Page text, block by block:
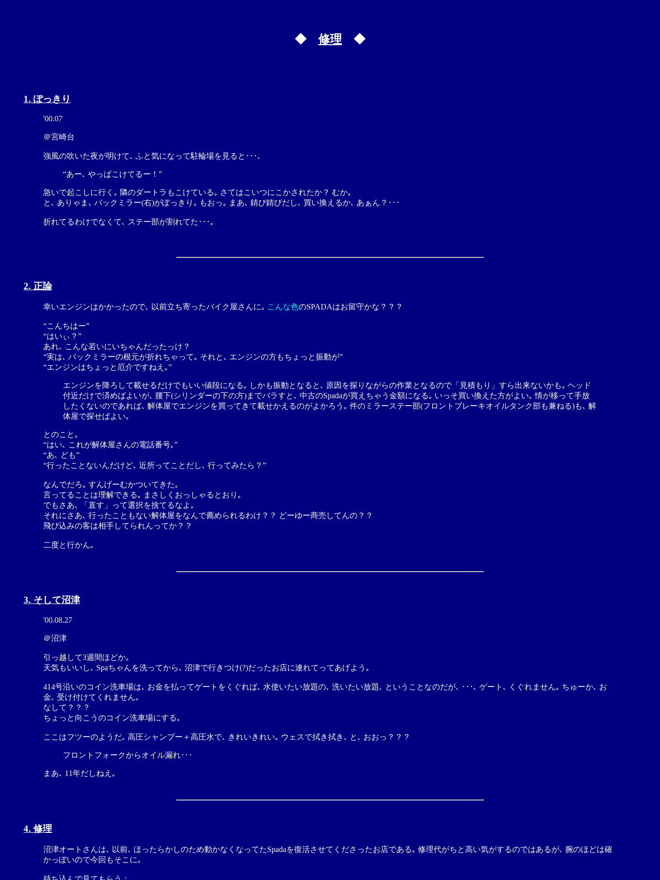
◆修理 ◆
1. ぽっきり
'00.07
＠宮崎台
強風の吹いた夜が明けて､ ふと気になって駐輪場を見ると･･･､
“あー､ やっぱこけてるー！”
急いで起こしに行く｡ 隣のダートラもこけている｡ さてはこいつにこかされたか？ むか｡
と､ ありゃま､ バックミラー(右)がぽっきり｡ もおっ｡ まあ､ 錆び錆びだし､ 買い換えるか､ あぁん？･･･
折れてるわけでなくて､ ステー部が割れてた･･･｡
2. 正論
幸いエンジンはかかったので､ 以前立ち寄ったバイク屋さんに｡ こんな色のSPADAはお留守かな？？？
“こんちはー”
“はいぃ？”
あれ､ こんな若いにいちゃんだったっけ？
“実は､ バックミラーの根元が折れちゃって｡ それと､ エンジンの方もちょっと振動が”
“エンジンはちょっと厄介ですねえ｡”
エンジンを降ろして載せるだけでもいい値段になる｡ しかも振動となると､ 原因を探りながらの作業となるので「見積もり」すら出来ないかも｡ ヘッド
付近だけで済めばよいが､ 腰下(シリンダーの下の方)までバラすと､ 中古のSpadaが買えちゃう金額になる｡ いっそ買い換えた方がよい｡ 情が移って手放
したくないのであれば､ 解体屋でエンジンを買ってきて載せかえるのがよかろう｡ 件のミラーステー部(フロントブレーキオイルタンク部も兼ねる)も､ 解
体屋で探せばよい｡
とのこと｡
“はい､ これが解体屋さんの電話番号｡”
“あ､ ども”
“行ったことないんだけど､ 近所ってことだし､ 行ってみたら？”
なんでだろ｡ すんげーむかついてきた｡
言ってることは理解できる｡ まさしくおっしゃるとおり｡
でもさあ､ 「直す」って選択を捨てるなよ｡
それにさあ､ 行ったこともない解体屋をなんで薦められるわけ？？ どーゆー商売してんの？？
飛び込みの客は相手してられんってか？？
二度と行かん｡
3. そして沼津
'00.08.27
＠沼津
引っ越して3週間ほどか｡
天気もいいし､ Spaちゃんを洗ってから､ 沼津で行きつけ(?)だったお店に連れてってあげよう｡
414号沿いのコイン洗車場は､ お金を払ってゲートをくぐれば､ 水使いたい放題の､ 洗いたい放題､ ということなのだが､ ･･･､ ゲート､ くぐれません｡ ちゅーか､ お
金､ 受け付けてくれません｡
なして？？？
ちょっと向こうのコイン洗車場にする｡
ここはフツーのようだ｡ 高圧シャンプー＋高圧水で､ きれいきれい｡ ウェスで拭き拭き､ と､ おおっ？？？
フロントフォークからオイル漏れ･･･
まあ､ 11年だしねえ｡
4. 修理
沼津オートさんは､ 以前､ ほったらかしのため動かなくなってたSpadaを復活させてくださったお店である｡ 修理代がちと高い気がするのではあるが､ 腕のほどは確
かっぽいので今回もそこに｡